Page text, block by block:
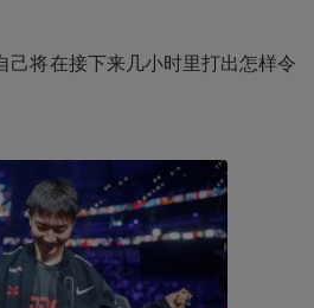
己将在接下来几小时里打出怎样令